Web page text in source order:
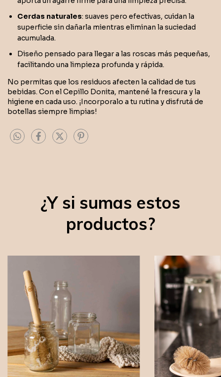
Cerdas naturales: suaves pero efectivas, cuidan la
superficie sin dañarla mientras eliminan la suciedad
acumulada.
Diseño pensado para llegar a las roscas más pequeñas,
facilitando una limpieza profunda y rápida.
No permitas que los residuos afecten la calidad de tus
bebidas. Con el Cepillo Donita, mantené la frescura y la
higiene en cada uso. ¡Incorporalo a tu rutina y disfrutá de
botellas siempre limpias!
¿Y si sumas estos
productos?